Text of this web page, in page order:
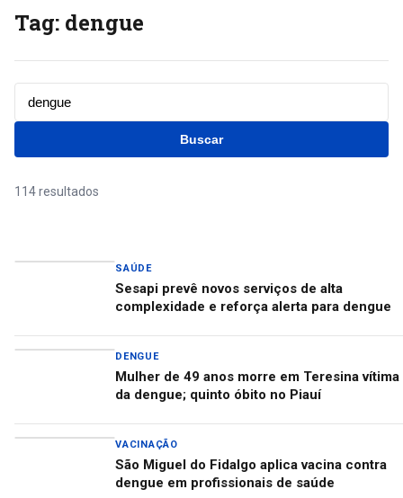
Tag: dengue
Buscar
114 resultados
SAÚDE
Sesapi prevê novos serviços de alta
complexidade e reforça alerta para dengue
DENGUE
Mulher de 49 anos morre em Teresina vítima
da dengue; quinto óbito no Piauí
VACINAÇÃO
São Miguel do Fidalgo aplica vacina contra
dengue em profissionais de saúde